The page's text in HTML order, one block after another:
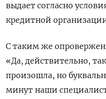
выдает согласно
кредитной
С таким же
«Да, действительно,
произошла, но
минут наши